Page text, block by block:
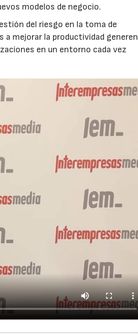
modelos de negocio.
del riesgo en la toma de
a mejorar la productividad generen
en un entorno cada vez